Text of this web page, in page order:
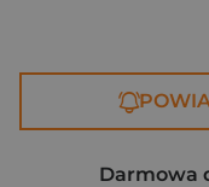
Darmowa